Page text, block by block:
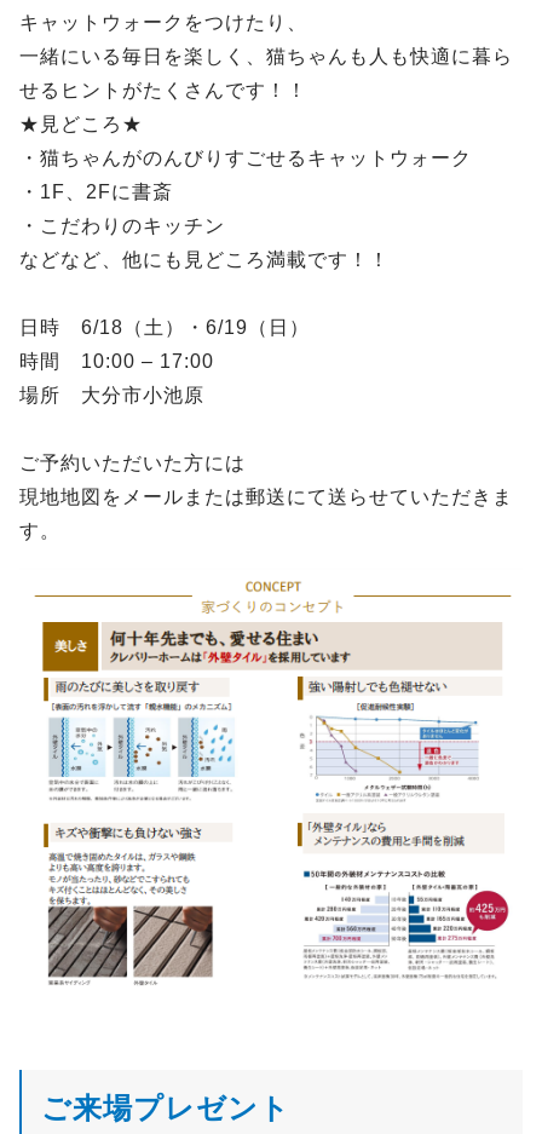
キャットウォークをつけたり、
一緒にいる毎日を楽しく、猫ちゃんも人も快適に暮ら
せるヒントがたくさんです！！
★見どころ★
・猫ちゃんがのんびりすごせるキャットウォーク
・1F、2Fに書斎
・こだわりのキッチン
などなど、他にも見どころ満載です！！
日時 6/18（土）・6/19（日）
時間 10:00 – 17:00
場所 大分市小池原
ご予約いただいた方には
現地地図をメールまたは郵送にて送らせていただきま
す。
ご来場プレゼント